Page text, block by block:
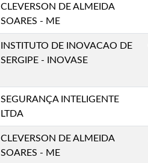
CLEVERSON DE ALMEIDA
SOARES - ME
INSTITUTO DE INOVACAO DE
SERGIPE - INOVASE
SEGURANÇA INTELIGENTE
LTDA
CLEVERSON DE ALMEIDA
SOARES - ME